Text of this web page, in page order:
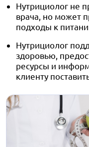
Нутрициолог не
врача, но может
подходы к
Нутрициолог
здоровью,
ресурсы и
клиенту